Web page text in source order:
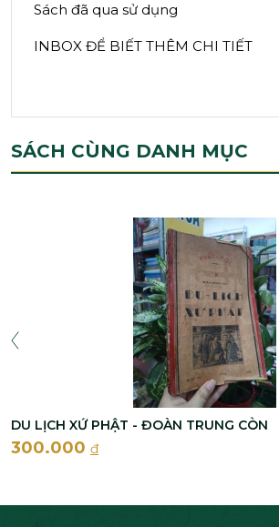
Sách đã qua sử dụng
INBOX ĐỂ BIẾT THÊM CHI TIẾT
SÁCH CÙNG DANH MỤC
DU LỊCH XỨ PHẬT - ĐOÀN TRUNG CÒN
300.000 đ